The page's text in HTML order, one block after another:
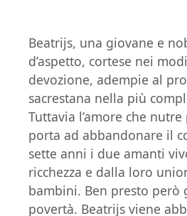
Beatrijs, una giovane e
d’aspetto, cortese nei
devozione, adempie al
sacrestana nella più
Tuttavia l’amore che
porta ad abbandonare il
sette anni i due amanti
ricchezza e dalla loro
bambini. Ben presto però
povertà. Beatrijs viene